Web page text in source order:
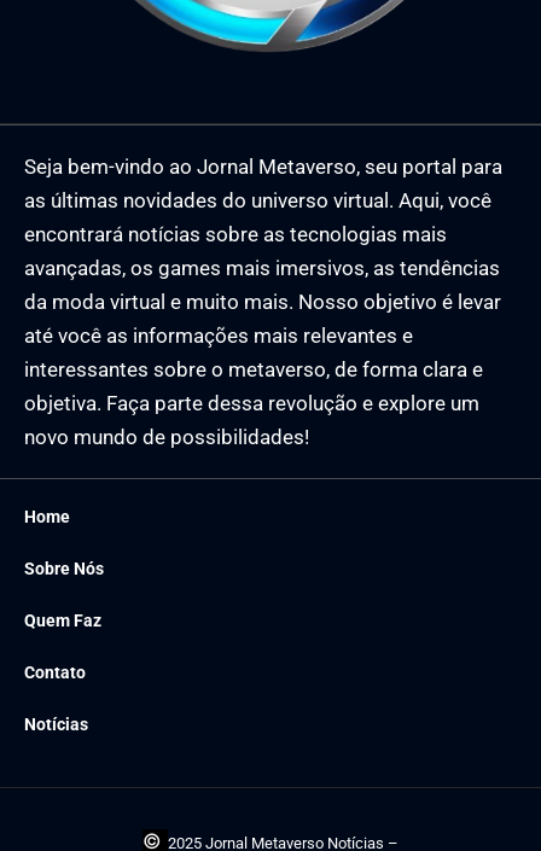
Seja bem-vindo ao Jornal Metaverso, seu portal para
as últimas novidades do universo virtual. Aqui, você
encontrará notícias sobre as tecnologias mais
avançadas, os games mais imersivos, as tendências
da moda virtual e muito mais. Nosso objetivo é levar
até você as informações mais relevantes e
interessantes sobre o metaverso, de forma clara e
objetiva. Faça parte dessa revolução e explore um
novo mundo de possibilidades!
Home
Sobre Nós
Quem Faz
Contato
Notícias
© 2025 Jornal Metaverso Notícias –